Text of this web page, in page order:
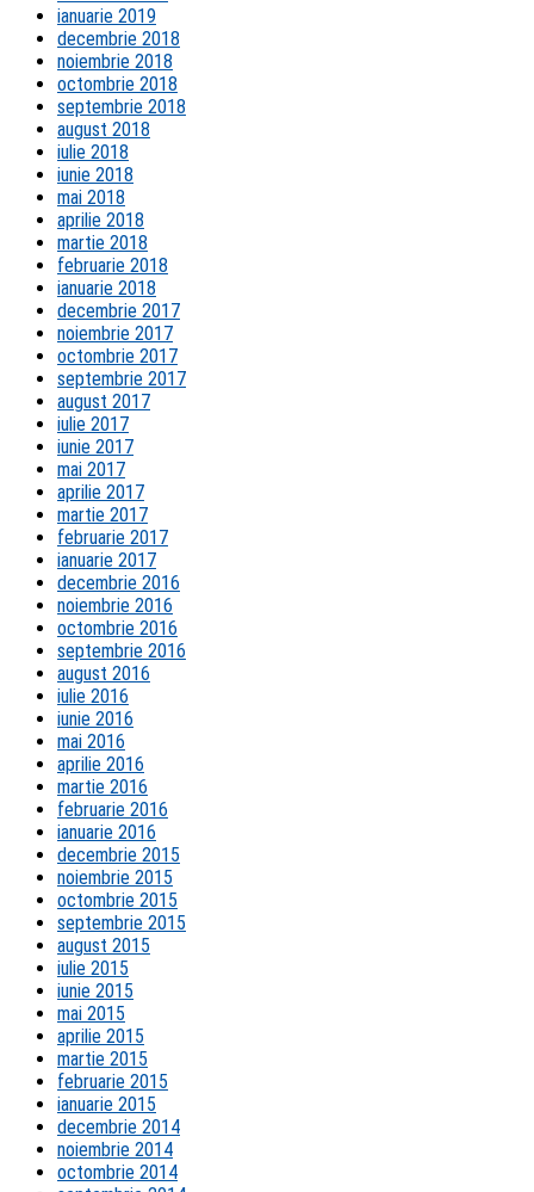
ianuarie 2019
decembrie 2018
noiembrie 2018
octombrie 2018
septembrie 2018
august 2018
iulie 2018
iunie 2018
mai 2018
aprilie 2018
martie 2018
februarie 2018
ianuarie 2018
decembrie 2017
noiembrie 2017
octombrie 2017
septembrie 2017
august 2017
iulie 2017
iunie 2017
mai 2017
aprilie 2017
martie 2017
februarie 2017
ianuarie 2017
decembrie 2016
noiembrie 2016
octombrie 2016
septembrie 2016
august 2016
iulie 2016
iunie 2016
mai 2016
aprilie 2016
martie 2016
februarie 2016
ianuarie 2016
decembrie 2015
noiembrie 2015
octombrie 2015
septembrie 2015
august 2015
iulie 2015
iunie 2015
mai 2015
aprilie 2015
martie 2015
februarie 2015
ianuarie 2015
decembrie 2014
noiembrie 2014
octombrie 2014